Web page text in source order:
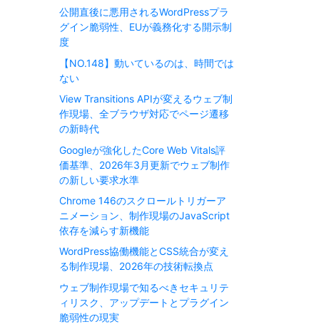
公開直後に悪用されるWordPressプラ
グイン脆弱性、EUが義務化する開示制
度
【NO.148】動いているのは、時間では
ない
View Transitions APIが変えるウェブ制
作現場、全ブラウザ対応でページ遷移
の新時代
Googleが強化したCore Web Vitals評
価基準、2026年3月更新でウェブ制作
の新しい要求水準
Chrome 146のスクロールトリガーア
ニメーション、制作現場のJavaScript
依存を減らす新機能
WordPress協働機能とCSS統合が変え
る制作現場、2026年の技術転換点
ウェブ制作現場で知るべきセキュリテ
ィリスク、アップデートとプラグイン
脆弱性の現実